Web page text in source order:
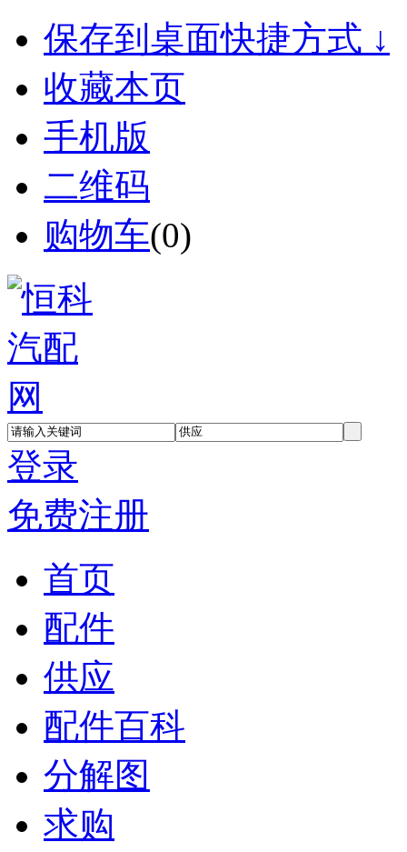
保存到桌面快捷方式 ↓
收藏本页
手机版
二维码
购物车(0)
登录
免费注册
首页
配件
供应
配件百科
分解图
求购